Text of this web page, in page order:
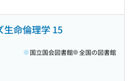
生命倫理学 15
国立国会図書館 全国の図書館